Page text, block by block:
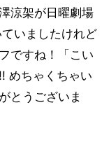
涼架が日曜劇場
いましたけれど
ですね！「こい
めちゃくちゃい
とうございま